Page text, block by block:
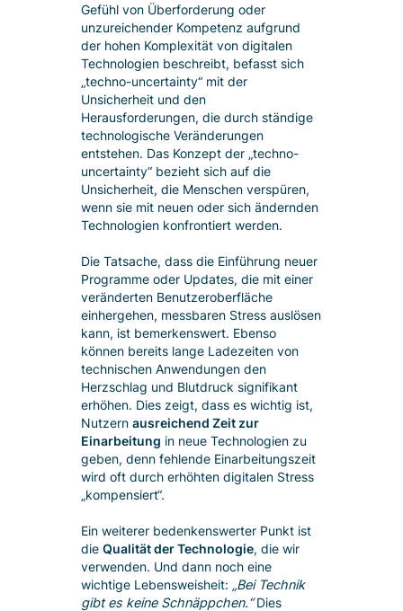
Gefühl von Überforderung oder
unzureichender Kompetenz aufgrund
der hohen Komplexität von digitalen
Technologien beschreibt, befasst sich
„techno-uncertainty“ mit der
Unsicherheit und den
Herausforderungen, die durch ständige
technologische Veränderungen
entstehen. Das Konzept der „techno-
uncertainty“ bezieht sich auf die
Unsicherheit, die Menschen verspüren,
wenn sie mit neuen oder sich ändernden
Technologien konfrontiert werden.
Die Tatsache, dass die Einführung neuer
Programme oder Updates, die mit einer
veränderten Benutzeroberfläche
einhergehen, messbaren Stress auslösen
kann, ist bemerkenswert. Ebenso
können bereits lange Ladezeiten von
technischen Anwendungen den
Herzschlag und Blutdruck signifikant
erhöhen. Dies zeigt, dass es wichtig ist,
Nutzern ausreichend Zeit zur
Einarbeitung in neue Technologien zu
geben, denn fehlende Einarbeitungszeit
wird oft durch erhöhten digitalen Stress
„kompensiert“.
Ein weiterer bedenkenswerter Punkt ist
die Qualität der Technologie, die wir
verwenden. Und dann noch eine
wichtige Lebensweisheit: „Bei Technik
gibt es keine Schnäppchen.“Dies